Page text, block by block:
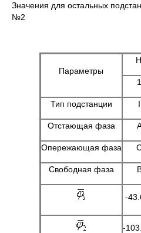
Значения для остальных
№2
Параметры
1
Тип подстанции I
Отстающая фаза
Опережающая фаза
Свободная фаза
-
-